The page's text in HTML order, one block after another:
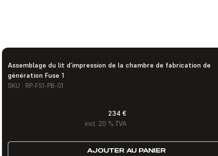
Assemblage du lit d’impression de la chambre de fabrication de
génération Fuse 1
SKU : RP-FS1-PB-01
234 €
incl. 20 % TVA
AJOUTER AU PANIER